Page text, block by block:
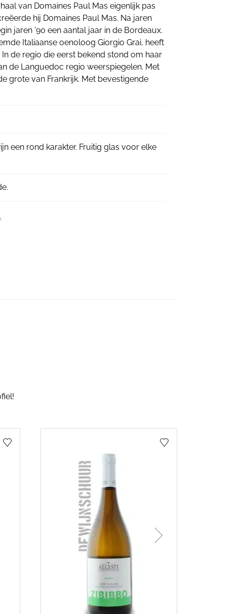
van Domaines Paul Mas eigenlijk pas
hij Domaines Paul Mas. Na jaren
jaren '90 een aantal jaar in de Bordeaux.
Italiaanse oenoloog Giorgio Grai, heeft
de regio die eerst bekend stond om haar
de Languedoc regio weerspiegelen. Met
grote van Frankrijk. Met bevestigende
een rond karakter. Fruitig glas voor elke